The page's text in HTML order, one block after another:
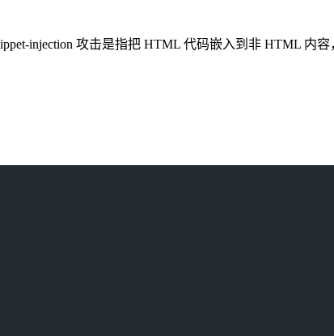
injection 攻击是指把 HTML 代码嵌入到非 HTML